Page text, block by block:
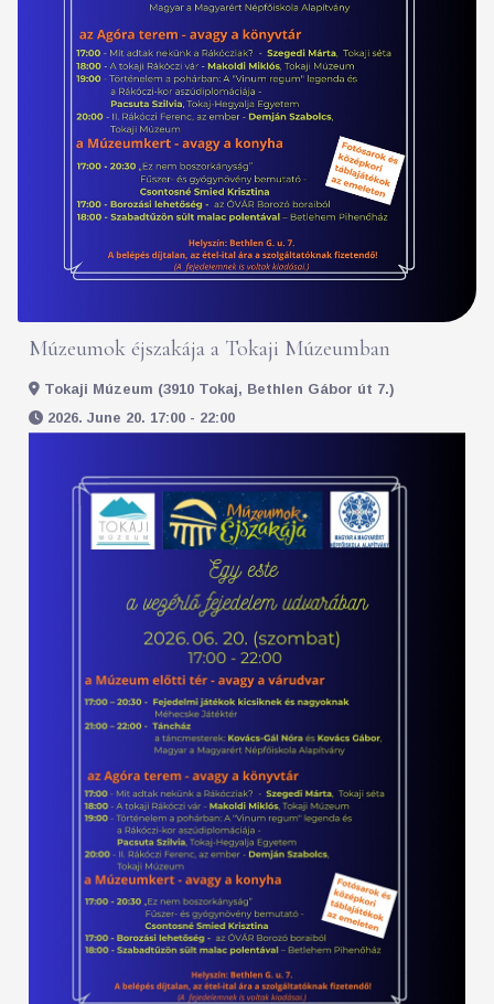
Múzeumok éjszakája a Tokaji Múzeumban
Tokaji Múzeum (3910 Tokaj, Bethlen Gábor út 7.)
2026. June 20. 17:00 - 22:00